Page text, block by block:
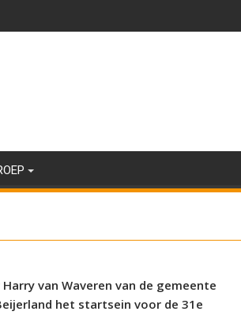
van Waveren van de gemeente
het startsein voor de 31e